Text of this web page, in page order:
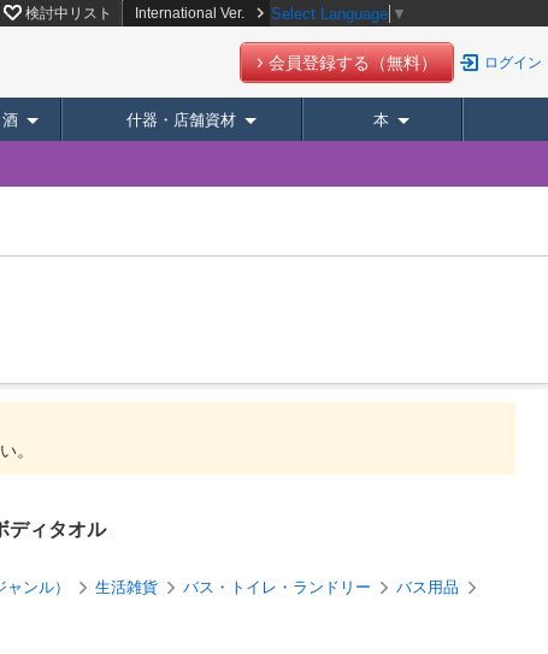
検討中リスト International Ver. Select Language ▼
会員登録する（無料） ログイン
什器・店舗資材 本
。
ディタオル
ンル） 生活雑貨 バス・トイレ・ランドリー
バス用品